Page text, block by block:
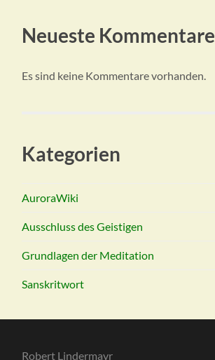
Neueste Kommentare
Es sind keine Kommentare vorhanden.
Kategorien
AuroraWiki
Ausschluss des Geistigen
Grundlagen der Meditation
Sanskritwort
Robert Lindermayr